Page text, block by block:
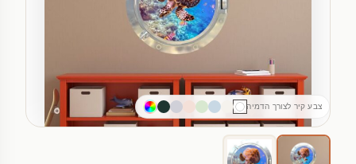
צבע קיר לצורך הדמיה